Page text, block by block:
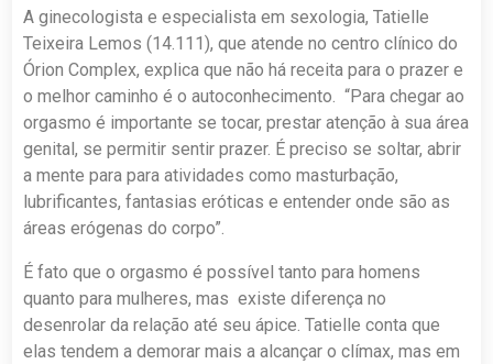
A ginecologista e especialista em sexologia, Tatielle
Teixeira Lemos (14.111), que atende no centro clínico do
Órion Complex, explica que não há receita para o prazer e
o melhor caminho é o autoconhecimento. “Para chegar ao
orgasmo é importante se tocar, prestar atenção à sua área
genital, se permitir sentir prazer. É preciso se soltar, abrir
a mente para para atividades como masturbação,
lubrificantes, fantasias eróticas e entender onde são as
áreas erógenas do corpo”.
É fato que o orgasmo é possível tanto para homens
quanto para mulheres, mas existe diferença no
desenrolar da relação até seu ápice. Tatielle conta que
elas tendem a demorar mais a alcançar o clímax, mas em